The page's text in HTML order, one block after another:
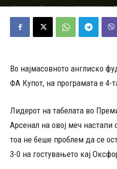
Објавено од Редакција - 10/01/2023
Во најмасовното англиско
ФА Купот, на програмата е 4-
Лидерот на табелата во
Арсенал на овој меч
тоа не беше проблем да се
3-0 на гостувањето кај